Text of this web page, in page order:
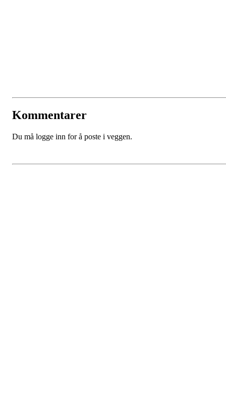
Kommentarer
Du må logge inn for å poste i veggen.